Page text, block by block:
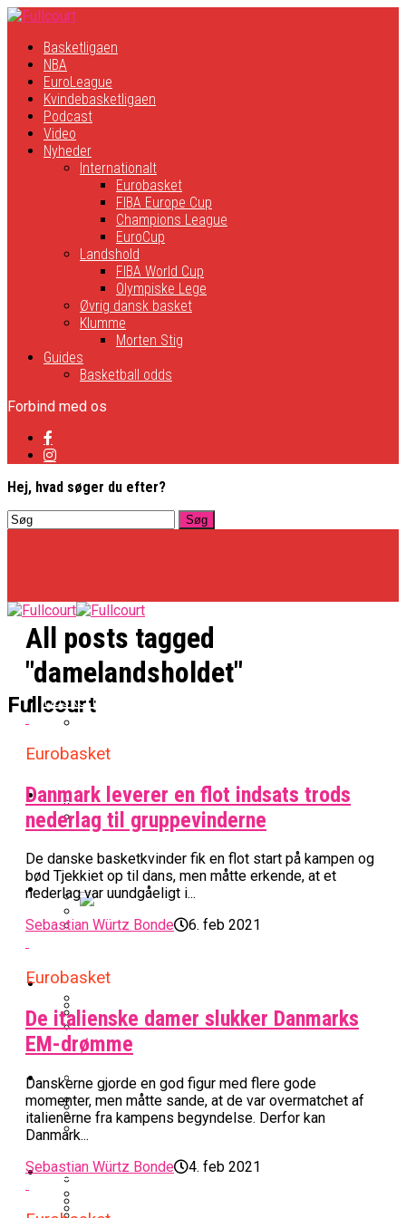
Basketligaen
NBA
EuroLeague
Kvindebasketligaen
Podcast
Video
Nyheder
Internationalt
Eurobasket
FIBA Europe Cup
Champions League
EuroCup
Landshold
FIBA World Cup
Olympiske Lege
Øvrig dansk basket
Klumme
Morten Stig
Guides
Basketball odds
Forbind med os
Hej, hvad søger du efter?
Fullcourt
Basketligaen
Officielt: Vejen Gafler Dansker Hos Rabbits
Guard På Plads
Basketligaen
Spanske Række
Officielt: Bakken Skal Spille Champions
NBA
Warriors Forlænger Med Succestræner
Miami Heat Smider Skandaleramt Spiller
Stjerne Akut Opereret: Misser Nøglekampe
All-Star Guard Nærmer Sig Comeback
Efter Uhyggelig Skade
EuroLeague
EuroLeague
Anders Sommer Scorer Kæmpe Trænerjob
I EuroLeague
Mester Efter To Missede Ulm-Matchbolde
Kvindebasketligaen
College Er Slut: Frida Formann Fortsætter
Efter ‘The Double’: Kvindebasketligaens
MVP Rykker Til Sverige
Podcast
Podcast: “Med Lars Og Torben Som
Trænere, Gav Man Sig 100 Procent”
Video
All posts tagged
"damelandsholdet"
Eurobasket
Danmark leverer en flot indsats trods
nederlag til gruppevinderne
De danske basketkvinder fik en flot start på kampen og
bød Tjekkiet op til dans, men måtte erkende, at et
nederlag var uundgåeligt i...
Sebastian Würtz Bonde
6. feb 2021
Eurobasket
De italienske damer slukker Danmarks
EM-drømme
Danskerne gjorde en god figur med flere gode
momenter, men måtte sande, at de var overmatchet af
italienerne fra kampens begyndelse. Derfor kan
Danmark...
Sebastian Würtz Bonde
4. feb 2021